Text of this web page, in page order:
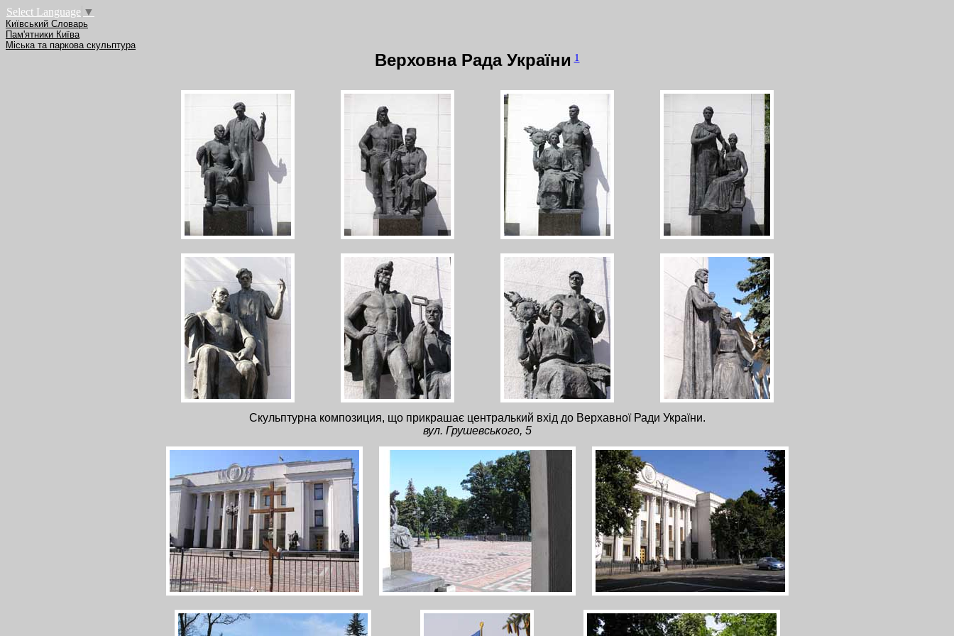
Select Language ▼
Київський Словарь
Пам'ятники Київа
Міська та паркова скульптура
Верховна Рада України 1
Скульптурна композиция, що прикрашає централький вхід до Верхавної Ради України.
вул. Грушевського, 5